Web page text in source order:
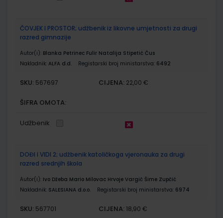
ČOVJEK I PROSTOR; udžbenik iz likovne umjetnosti za drugi
razred gimnazije
Autor(i): Blanka Petrinec Fulir Natalija Stipetić Čus
Nakladnik: ALFA d.d. Registarski broj ministarstva: 6492
SKU: 567697 CIJENA: 22,00 €
ŠIFRA OMOTA:
Udžbenik
DOĐI I VIDI 2; udžbenik katoličkoga vjeronauka za drugi
razred srednjih škola
Autor(i): Ivo Džeba Mario Milovac Hrvoje Vargić Šime Zupčić
Nakladnik: SALESIANA d.o.o. Registarski broj ministarstva: 6974
SKU: 567701 CIJENA: 18,90 €